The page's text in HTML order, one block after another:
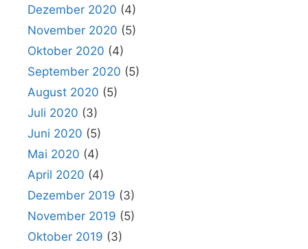
Dezember 2020 (4)
November 2020 (5)
Oktober 2020 (4)
September 2020 (5)
August 2020 (5)
Juli 2020 (3)
Juni 2020 (5)
Mai 2020 (4)
April 2020 (4)
Dezember 2019 (3)
November 2019 (5)
Oktober 2019 (3)